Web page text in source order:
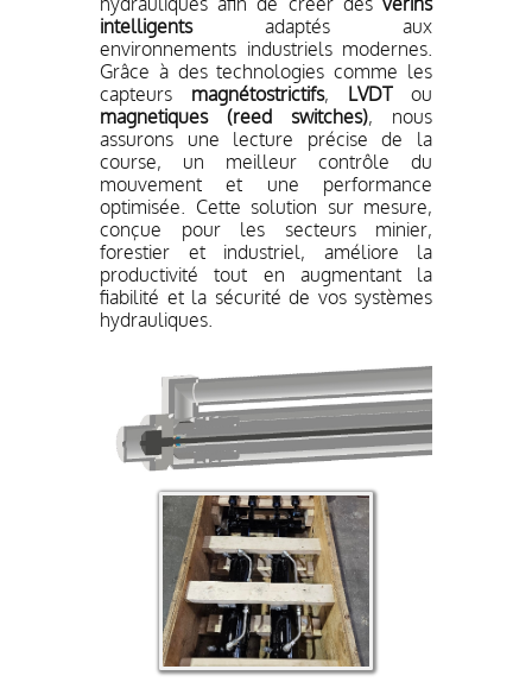
intelligentsadaptés aux
environnements industriels modernes.
Grâce à des technologies comme les
capteurs magnétostrictifs, LVDTou
magnetiques (reed switches), nous
assurons une lecture précise de la
course, un meilleur contrôle du
mouvement et une performance
optimisée. Cette solution sur mesure,
conçue pour les secteurs minier,
forestier et industriel, améliore la
productivité tout en augmentant la
fiabilité et la sécurité de vos systèmes
hydrauliques.